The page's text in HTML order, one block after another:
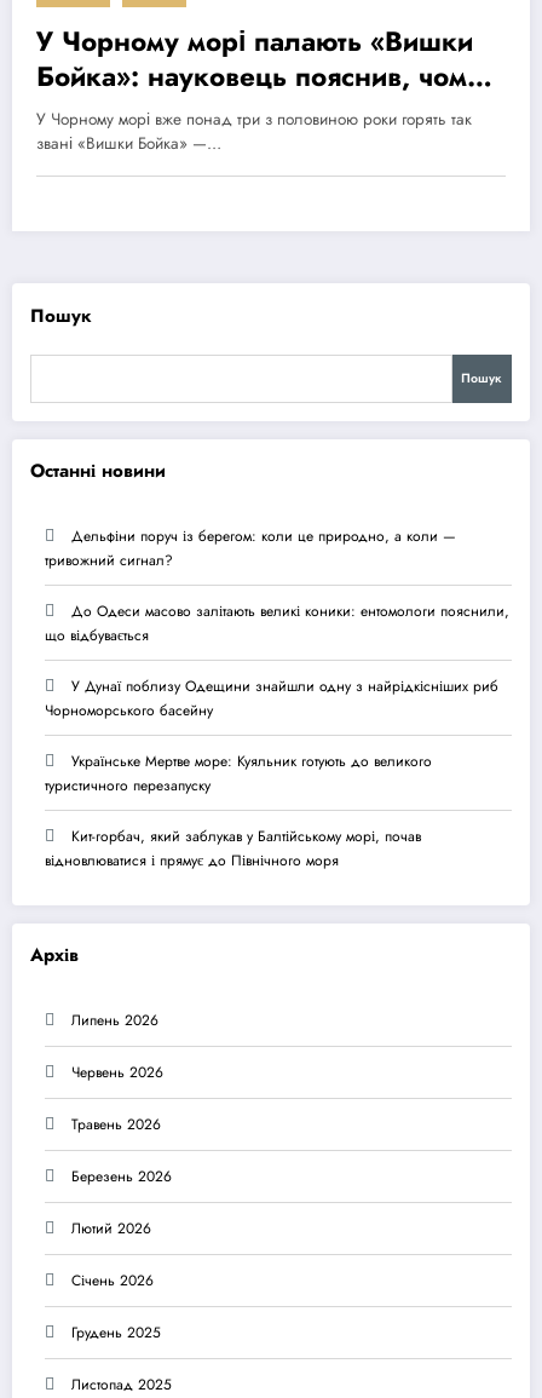
У Чорному морі палають «Вишки
Бойка»: науковець пояснив, чому
їх неможливо загасити
У Чорному морі вже понад три з половиною роки горять так
звані «Вишки Бойка» —…
Пошук
Пошук
Останні новини
Дельфіни поруч із берегом: коли це природно, а коли —
тривожний сигнал?
До Одеси масово залітають великі коники: ентомологи пояснили,
що відбувається
У Дунаї поблизу Одещини знайшли одну з найрідкісніших риб
Чорноморського басейну
Українське Мертве море: Куяльник готують до великого
туристичного перезапуску
Кит-горбач, який заблукав у Балтійському морі, почав
відновлюватися і прямує до Північного моря
Архів
Липень 2026
Червень 2026
Травень 2026
Березень 2026
Лютий 2026
Січень 2026
Грудень 2025
Листопад 2025